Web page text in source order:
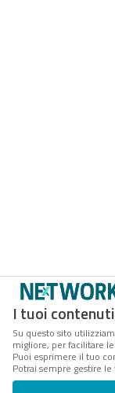
I tuoi
Su questo sito
migliore, per facilitare
Puoi esprimere il tuo
Potrai sempre gestire